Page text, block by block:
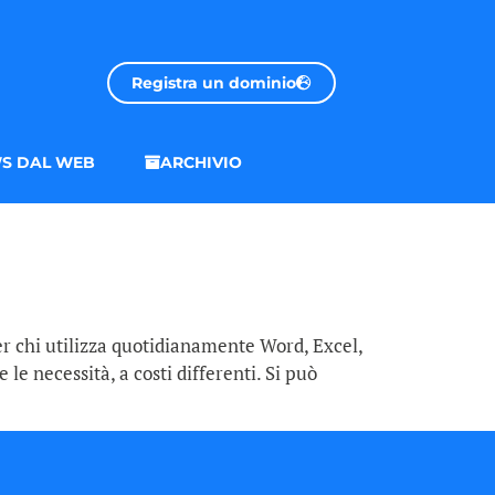
Registra un dominio
DAL WEB ARCHIVIO
chi utilizza quotidianamente Word, Excel,
le necessità, a costi differenti. Si può